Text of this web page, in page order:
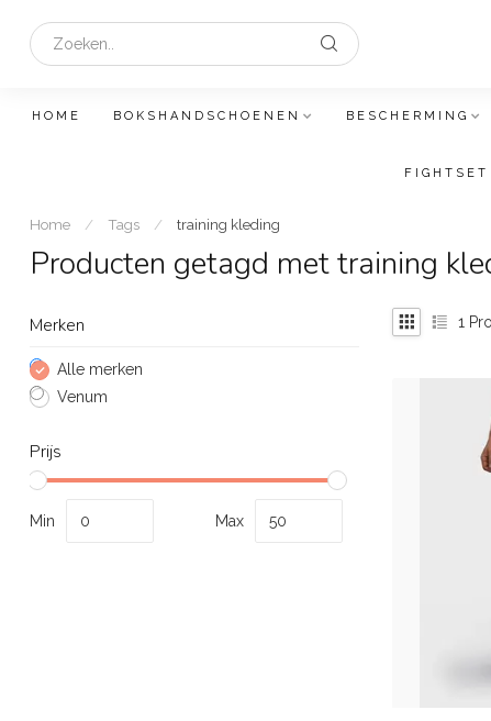
HOME BOKSHANDSCHOENEN BESCHERMING
FIGHTSET
Home / Tags / training kleding
Producten getagd met training
Merken
Alle merken
Venum
Prijs
Min Max
1